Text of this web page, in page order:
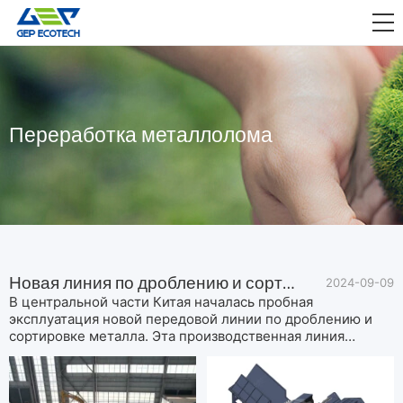
ПРИЛОЖЕНИЕ
ВЫПУСКАТЬ
СВЯЗАТЬСЯ С НАМИ

Переработка металлолома
Новая линия по дроблению и сортировке металла начала пробную эксплуатацию 2024-09-09
В центральной части Китая началась пробная
эксплуатация новой передовой линии по дроблению и
сортировке металла. Эта производственная линия
объединяет высокоэффективное оборудование, включая
дробилку для металла, магнитный сепаратор,
вихретоковый сепаратор, воздушный сепаратор, систему